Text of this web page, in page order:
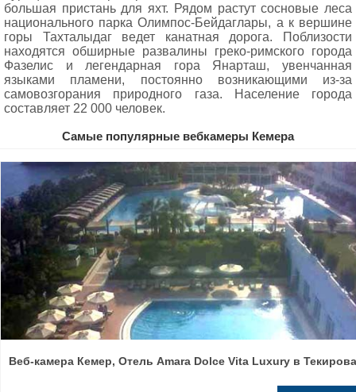
большая пристань для яхт. Рядом растут сосновые леса
национального парка Олимпос-Бейдаглары, а к вершине
горы Тахталыдаг ведет канатная дорога. Поблизости
находятся обширные развалины греко-римского города
Фазелис и легендарная гора Янарташ, увенчанная
языками пламени, постоянно возникающими из-за
самовозгорания природного газа. Население города
составляет 22 000 человек.
Самые популярные вебкамеры Кемера
Веб-камера Кемер, Отель Amara Dolce Vita Luxury в Текирова